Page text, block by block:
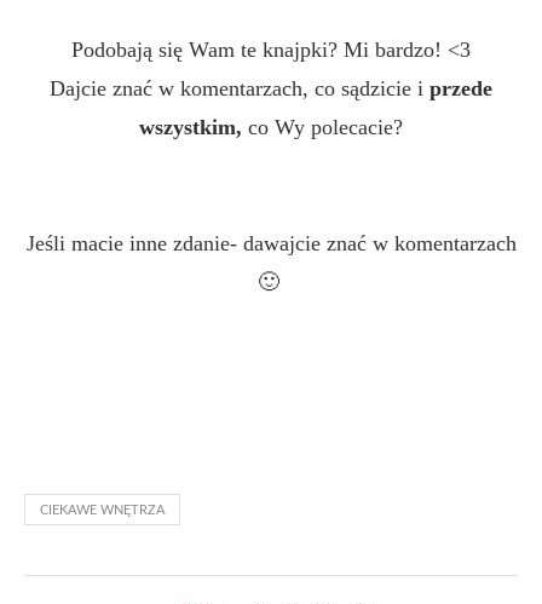
Podobają się Wam te knajpki? Mi bardzo! <3
Dajcie znać w komentarzach, co sądzicie i przede
wszystkim, co Wy polecacie?
Jeśli macie inne zdanie- dawajcie znać w komentarzach
🙂
CIEKAWE WNĘTRZA